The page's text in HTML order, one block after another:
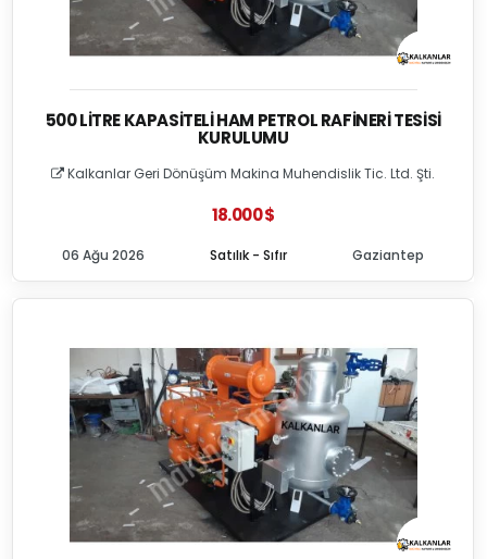
500 LITRE KAPASITELI HAM PETROL RAFINERI TESISI
KURULUMU
Kalkanlar Geri Dönüşüm Makina Muhendislik Tic. Ltd. Şti.
18.000 $
Satılık - Sıfır
06 Ağu 2026 Gaziantep